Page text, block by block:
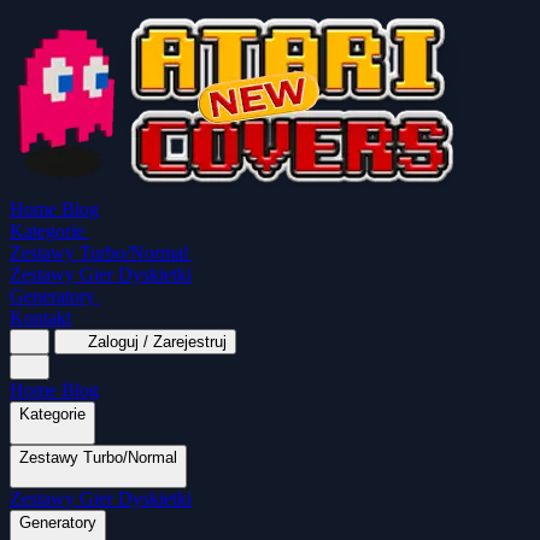
Home Blog
Kategorie
Zestawy Turbo/Normal
Zestawy Gier Dyskietki
Generatory
Kontakt
Zaloguj / Zarejestruj
Home Blog
Kategorie
Wszystkie kategorie
Zestawy Turbo/Normal
MapaSoft Turbo ROM SparkTurbo 2000
Mina Grubcio Normal
Zestawy Gier Dyskietki
Generatory